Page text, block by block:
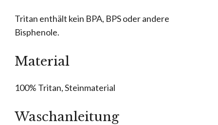
Tritan enthält kein BPA, BPS oder andere
Bisphenole.
Material
100% Tritan, Steinmaterial
Waschanleitung